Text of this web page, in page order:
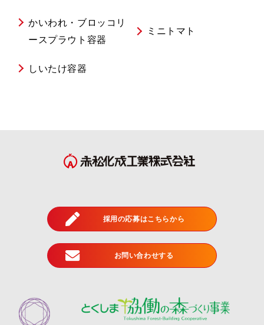
かいわれ・ブロッコリ
ースプラウト容器
ミニトマト
しいたけ容器
採用の応募はこちらから
お問い合わせする